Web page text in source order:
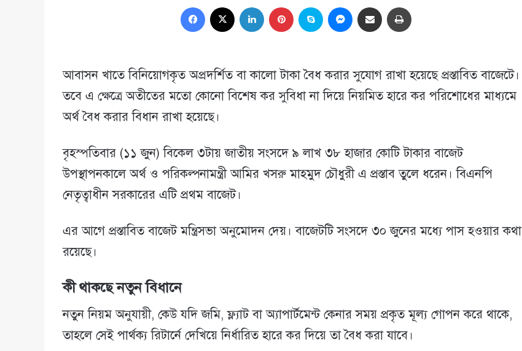
Facebook LinkedIn Pinterest Skype MessengerShare via Email
আবাসন খাতে বিনিয়োগকৃত অপ্রদর্শিত বা কালো টাকা বৈধ করার সুযোগ রাখা হয়েছে প্রস্তাবিত বাজেটে।
তবে এ ক্ষেত্রে অতীতের মতো কোনো বিশেষ কর সুবিধা না দিয়ে নিয়মিত হারে কর পরিশোধের মাধ্যমে
অর্থ বৈধ করার বিধান রাখা হয়েছে।
বৃহস্পতিবার (১১ জুন) বিকেল ৩টায় জাতীয় সংসদে ৯ লাখ ৩৮ হাজার কোটি টাকার বাজেট
উপস্থাপনকালে অর্থ ও পরিকল্পনামন্ত্রী আমির খসরু মাহমুদ চৌধুরী এ প্রস্তাব তুলে ধরেন। বিএনপি
নেতৃত্বাধীন সরকারের এটি প্রথম বাজেট।
এর আগে প্রস্তাবিত বাজেট মন্ত্রিসভা অনুমোদন দেয়। বাজেটটি সংসদে ৩০ জুনের মধ্যে পাস হওয়ার কথা
রয়েছে।
কী থাকছে নতুন বিধানে
নতুন নিয়ম অনুযায়ী, কেউ যদি জমি, ফ্ল্যাট বা অ্যাপার্টমেন্ট কেনার সময় প্রকৃত মূল্য গোপন করে থাকে,
তাহলে সেই পার্থক্য রিটার্নে দেখিয়ে নির্ধারিত হারে কর দিয়ে তা বৈধ করা যাবে।